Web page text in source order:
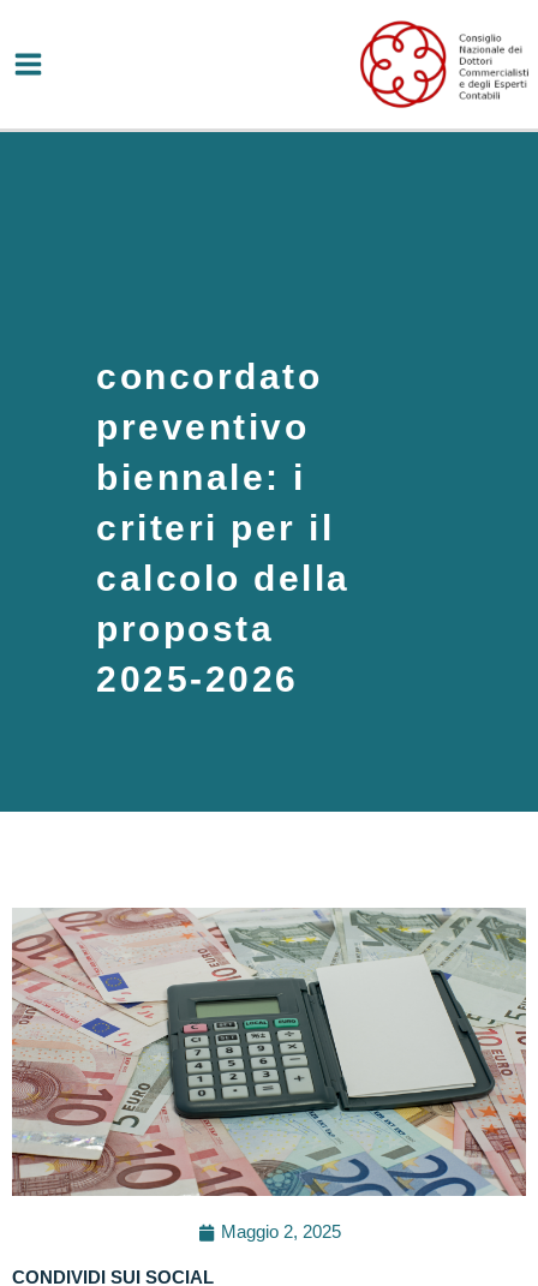
contenuto
concordato
preventivo
biennale: i
criteri per il
calcolo della
proposta
2025-2026
Maggio 2, 2025
CONDIVIDI SUI SOCIAL